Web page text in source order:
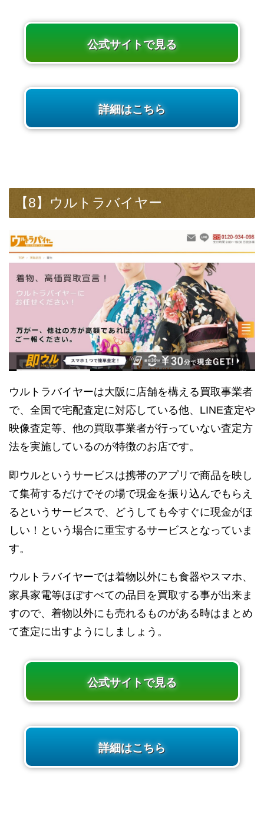
公式サイトで見る
詳細はこちら
【8】ウルトラバイヤー
ウルトラバイヤーは大阪に店舗を構える買取事業者
で、全国で宅配査定に対応している他、LINE査定や
映像査定等、他の買取事業者が行っていない査定方
法を実施しているのが特徴のお店です。
即ウルというサービスは携帯のアプリで商品を映し
て集荷するだけでその場で現金を振り込んでもらえ
るというサービスで、どうしても今すぐに現金がほ
しい！という場合に重宝するサービスとなっていま
す。
ウルトラバイヤーでは着物以外にも食器やスマホ、
家具家電等ほぼすべての品目を買取する事が出来ま
すので、着物以外にも売れるものがある時はまとめ
て査定に出すようにしましょう。
公式サイトで見る
詳細はこちら